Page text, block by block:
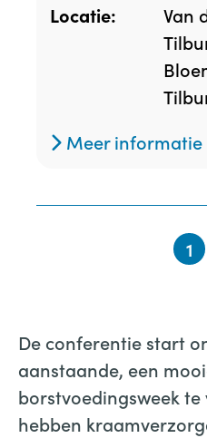
Locatie:
Van
Meer informatie
1
De conferentie start
aanstaande, een
borstvoedingsweek
hebben